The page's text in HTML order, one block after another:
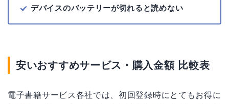
デバイスのバッテリーが切れると読めない
安いおすすめサービス・購入金額 比較表
電子書籍サービス各社では、初回登録時にとてもお得に